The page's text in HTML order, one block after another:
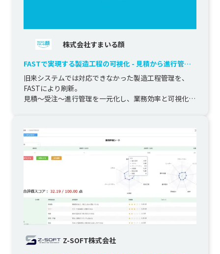
株式会社すまいる顔
FASTで実現する製造工程の可視化 - 見積から進行管理
までの一元化
旧来システムでは対応できなかった製造工程管理を、
FASTにより刷新。
見積〜受注〜進行管理を一元化し、業務効率と可視化を
Z-SOFT株式会社